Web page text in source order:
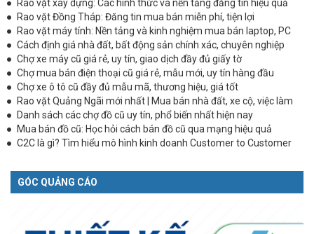
Rao vặt xây dựng: Các hình thức và nền tảng đăng tin hiệu quả
Rao vặt Đồng Tháp: Đăng tin mua bán miễn phí, tiện lợi
Rao vặt máy tính: Nền tảng và kinh nghiệm mua bán laptop, PC
Cách định giá nhà đất, bất động sản chính xác, chuyên nghiệp
Chợ xe máy cũ giá rẻ, uy tín, giao dịch đầy đủ giấy tờ
Chợ mua bán điện thoại cũ giá rẻ, mẫu mới, uy tín hàng đầu
Chợ xe ô tô cũ đầy đủ mẫu mã, thương hiệu, giá tốt
Rao vặt Quảng Ngãi mới nhất | Mua bán nhà đất, xe cộ, việc làm
Danh sách các chợ đồ cũ uy tín, phổ biến nhất hiện nay
Mua bán đồ cũ: Học hỏi cách bán đồ cũ qua mạng hiệu quả
C2C là gì? Tìm hiểu mô hình kinh doanh Customer to Customer
GÓC QUẢNG CÁO